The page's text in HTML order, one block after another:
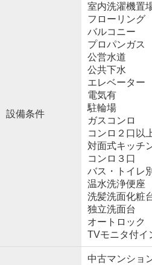
設備条件
室内洗濯機置
フローリング
バルコニー
プロパンガス
公営水道
公共下水
エレベーター
電気有
駐輪場
ガスコンロ
コンロ２口以
対面式キッチ
コンロ３口
バス・トイレ別
温水洗浄便座
洗髪洗面化粧
独立洗面台
オートロック
TVモニタ付イ
中古マンシ